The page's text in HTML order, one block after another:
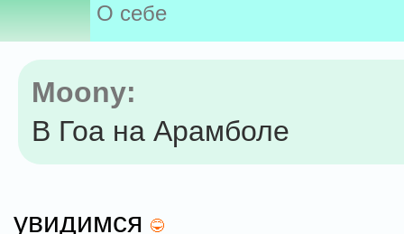
О себе
Moony:
В Гоа на Арамболе
увидимся